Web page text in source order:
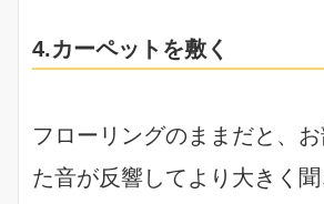
4.カーペットを敷く
フローリングのままだと、
た音が反響してより大きく